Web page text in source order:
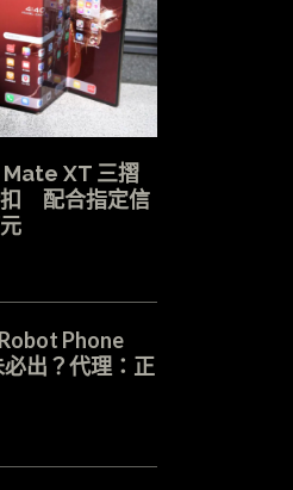
Mate XT 三摺
扣 配合指定信
Phone
出？代理：正